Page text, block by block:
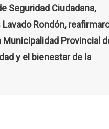
Seguridad Ciudadana,
Rondón,
Provincial
y el bienestar de la